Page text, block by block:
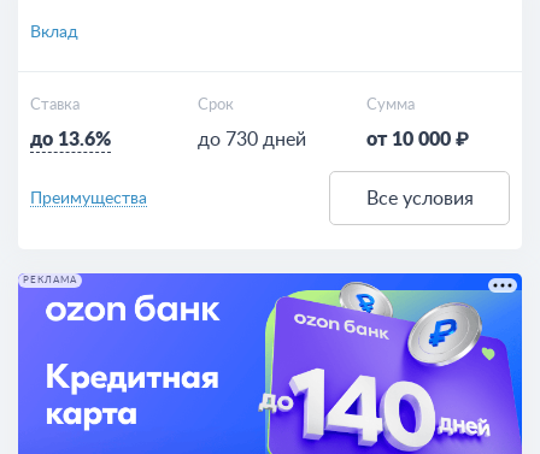
Вклад
Ставка
до 13.6%
Срок
до 730 дней
Сумма
от 10 000 ₽
Преимущества Все условия
РЕКЛАМА